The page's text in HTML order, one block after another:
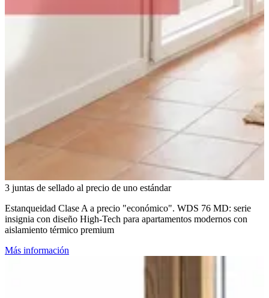
3 juntas de sellado al precio de uno estándar
Estanqueidad Clase A a precio "económico". WDS 76 MD: serie
insignia con diseño High-Tech para apartamentos modernos con
aislamiento térmico premium
Más información